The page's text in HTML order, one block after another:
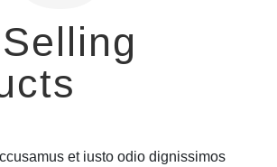
et iusto odio dignissimos